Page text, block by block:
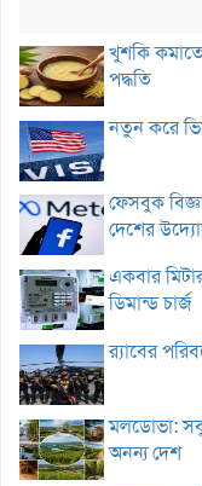
খুশকি
পদ্ধতি
নতুন করে
ফেসবুক
দেশের
একবার
ডিমান্ড চার্জ
র‌্যাবের
মলডোভা:
অনন্য দেশ